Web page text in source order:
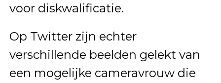
voor diskwalificatie.
Op Twitter zijn echter
verschillende beelden gelekt van
een mogelijke cameravrouw die